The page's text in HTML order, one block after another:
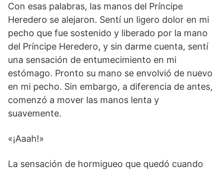
Con esas palabras, las manos del Príncipe
Heredero se alejaron. Sentí un ligero dolor en mi
pecho que fue sostenido y liberado por la mano
del Príncipe Heredero, y sin darme cuenta, sentí
una sensación de entumecimiento en mi
estómago. Pronto su mano se envolvió de nuevo
en mi pecho. Sin embargo, a diferencia de antes,
comenzó a mover las manos lenta y
suavemente.
«¡Aaah!»
La sensación de hormigueo que quedó cuando